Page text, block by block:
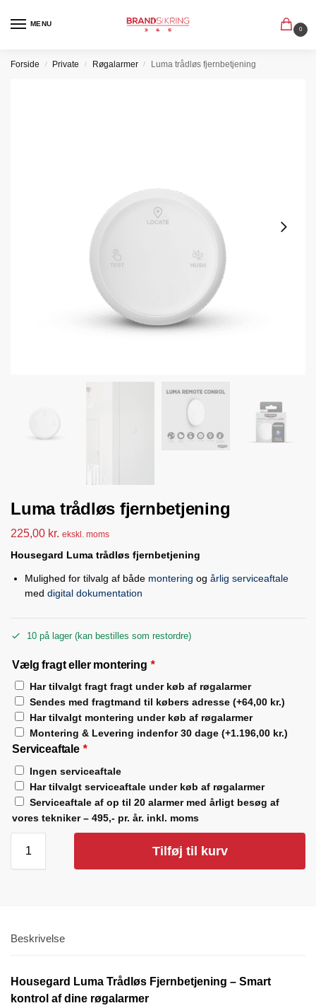
MENU
0
Forside / Private / Røgalarmer / Luma trådløs fjernbetjening
Luma trådløs fjernbetjening
225,00 kr. ekskl. moms
Housegard Luma trådløs fjernbetjening
Mulighed for tilvalg af både montering og årlig serviceaftale
med digital dokumentation
10 på lager (kan bestilles som restordre)
Vælg fragt eller montering *
Har tilvalgt fragt fragt under køb af røgalarmer
Sendes med fragtmand til købers adresse (+64,00 kr.)
Har tilvalgt montering under køb af røgalarmer
Montering & Levering indenfor 30 dage (+1.196,00 kr.)
Serviceaftale *
Ingen serviceaftale
Har tilvalgt serviceaftale under køb af røgalarmer
Serviceaftale af op til 20 alarmer med årligt besøg af
vores tekniker – 495,- pr. år. inkl. moms
Tilføj til kurv
Beskrivelse
Housegard Luma Trådløs Fjernbetjening – Smart
kontrol af dine røgalarmer